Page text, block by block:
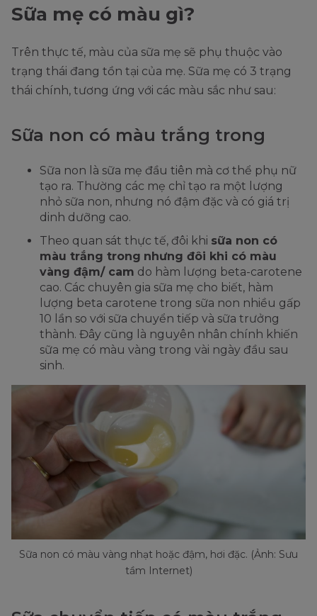
Sữa mẹ có màu gì?
Trên thực tế, màu của sữa mẹ sẽ phụ thuộc vào
trạng thái đang tồn tại của mẹ. Sữa mẹ có 3 trạng
thái chính, tương ứng với các màu sắc như sau:
Sữa non có màu trắng trong
Sữa non là sữa mẹ đầu tiên mà cơ thể phụ nữ
tạo ra. Thường các mẹ chỉ tạo ra một lượng
nhỏ sữa non, nhưng nó đậm đặc và có giá trị
dinh dưỡng cao.
Theo quan sát thực tế, đôi khi sữa non có
màu trắng trong nhưng đôi khi có màu
vàng đậm/ cam do hàm lượng beta-carotene
cao. Các chuyên gia sữa mẹ cho biết, hàm
lượng beta carotene trong sữa non nhiều gấp
10 lần so với sữa chuyển tiếp và sữa trưởng
thành. Đây cũng là nguyên nhân chính khiến
sữa mẹ có màu vàng trong vài ngày đầu sau
sinh.
Sữa non có màu vàng nhạt hoặc đậm, hơi đặc. (Ảnh: Sưu
tầm Internet)